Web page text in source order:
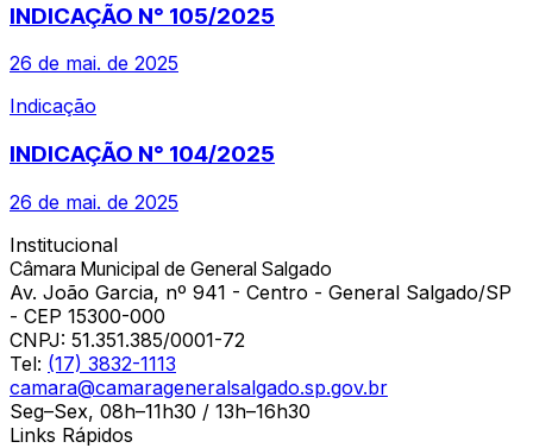
INDICAÇÃO N° 105/2025
26 de mai. de 2025
Indicação
INDICAÇÃO N° 104/2025
26 de mai. de 2025
Institucional
Câmara Municipal de General Salgado
Av. João Garcia, nº 941 - Centro - General Salgado/SP
- CEP 15300-000
CNPJ: 51.351.385/0001-72
Tel: (17) 3832-1113
camara@camarageneralsalgado.sp.gov.br
Seg–Sex, 08h–11h30 / 13h–16h30
Links Rápidos